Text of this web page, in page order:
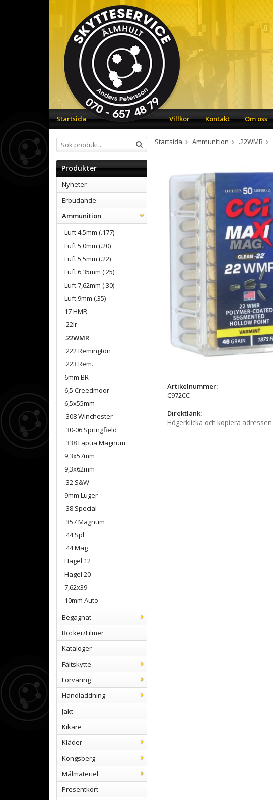
Startsida
Villkor Kontakt Om oss
Produkter
Nyheter
Erbudande
Ammunition
Luft 4,5mm (.177)
Luft 5,0mm (.20)
Luft 5,5mm (.22)
Luft 6,35mm (.25)
Luft 7,62mm (.30)
Luft 9mm (.35)
17 HMR
.22lr.
.22WMR
.222 Remington
.223 Rem.
6mm BR
6,5 Creedmoor
6,5x55mm
.308 Winchester
.30-06 Springfield
.338 Lapua Magnum
9,3x57mm
9,3x62mm
.32 S&W
9mm Luger
.38 Special
.357 Magnum
.44 Spl
.44 Mag
Hagel 12
Hagel 20
7,62x39
10mm Auto
Begagnat
Böcker/Filmer
Kataloger
Fältskytte
Förvaring
Handladdning
Jakt
Kikare
Kläder
Kongsberg
Målmateriel
Presentkort
Startsida Ammunition .22WMR
Artikelnummer:
C972CC
Direktlänk:
Högerklicka och kopiera adressen